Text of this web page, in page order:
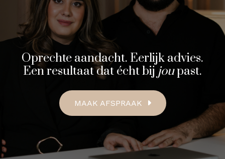
Oprechte aandacht. Eerlijk advies.
Een resultaat dat écht bij joupast.
MAAK AFSPRAAK